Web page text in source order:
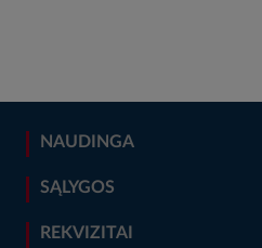
NAUDINGA
SĄLYGOS
REKVIZITAI